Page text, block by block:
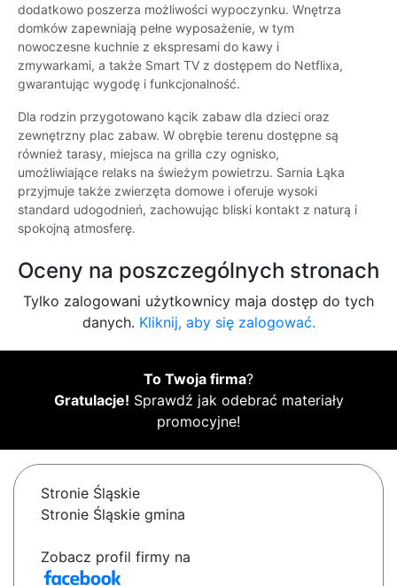
dodatkowo poszerza możliwości wypoczynku. Wnętrza
domków zapewniają pełne wyposażenie, w tym
nowoczesne kuchnie z ekspresami do kawy i
zmywarkami, a także Smart TV z dostępem do Netflixa,
gwarantując wygodę i funkcjonalność.
Dla rodzin przygotowano kącik zabaw dla dzieci oraz
zewnętrzny plac zabaw. W obrębie terenu dostępne są
również tarasy, miejsca na grilla czy ognisko,
umożliwiające relaks na świeżym powietrzu. Sarnia Łąka
przyjmuje także zwierzęta domowe i oferuje wysoki
standard udogodnień, zachowując bliski kontakt z naturą i
spokojną atmosferę.
Oceny na poszczególnych stronach
Tylko zalogowani użytkownicy maja dostęp do tych
danych. Kliknij, aby się zalogować.
To Twoja firma?
Gratulacje! Sprawdź jak odebrać materiały
promocyjne!
Stronie Śląskie
Stronie Śląskie gmina
Zobacz profil firmy na